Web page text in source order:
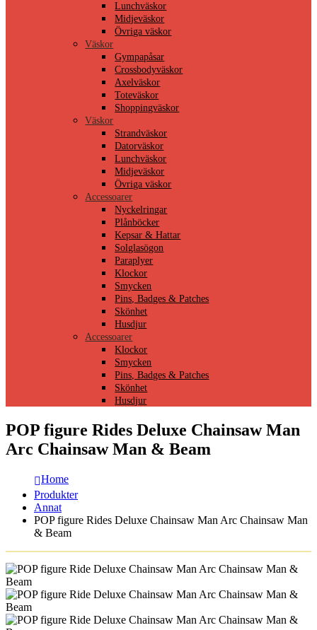
Lunchväskor
Midjeväskor
Övriga väskor
Väskor
Gympapåsar
Crossbodyväskor
Axelväskor
Toteväskor
Shoppingväskor
Väskor
Strandväskor
Datorväskor
Lunchväskor
Midjeväskor
Övriga väskor
Accessoarer
Nyckelringar
Plånböcker
Kepsar & Hattar
Solglasögon
Paraplyer
Klockor
Smycken
Pins, Badges & Patches
Skönhet
Husdjur
Accessoarer
Klockor
Smycken
Pins, Badges & Patches
Skönhet
Husdjur
POP figure Rides Deluxe Chainsaw Man
Arc Chainsaw Man & Beam
Home
Produkter
Annat
POP figure Rides Deluxe Chainsaw Man Arc Chainsaw Man
& Beam